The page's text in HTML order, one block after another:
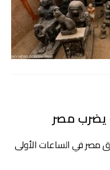
5,5 درجات شرق مصر في الساعات الأولى